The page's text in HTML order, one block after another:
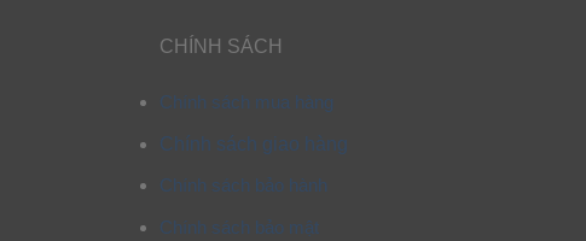
CHÍNH SÁCH
Chính sách mua hàng
Chính sách giao hàng
Chính sách bảo hành
Chính sách bảo mật